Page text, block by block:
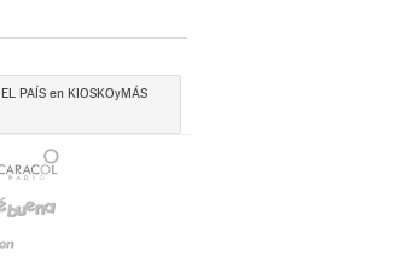
EL PAÍS en KIOSKOyMÁS